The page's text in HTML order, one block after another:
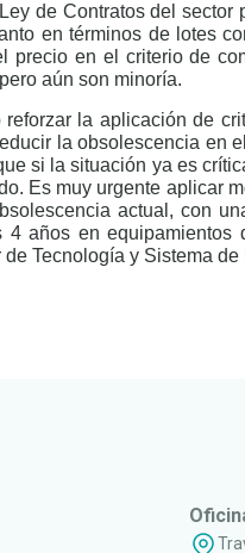
de Contratos del
en términos de lotes
precio en el criterio de
aún son minoría.
la aplicación de
la obsolescencia en
si la situación ya es
Es muy urgente aplicar
actual, con
años en equipamientos
Tecnología y Sistema